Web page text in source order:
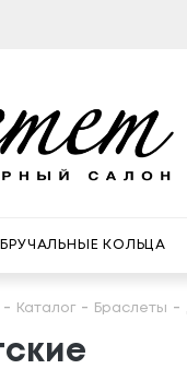
КОЛЬЦА
Каталог Браслеты